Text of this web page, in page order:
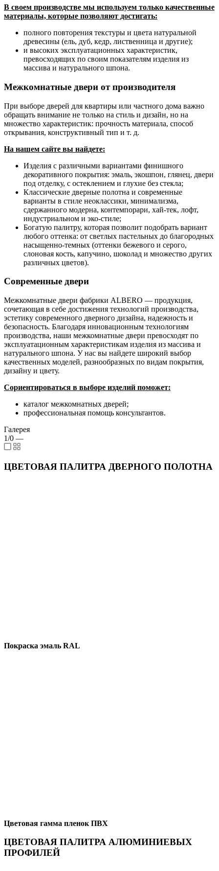
В своем производстве мы используем только качественные
материалы, которые позволяют достигать:
полного повторения текстуры и цвета натуральной
древесины (ель, дуб, кедр, лиственница и другие);
и высоких эксплуатационных характеристик,
превосходящих по своим показателям изделия из
массива и натурального шпона.
Межкомнатные двери от производителя
При выборе дверей для квартиры или частного дома важно
обращать внимание не только на стиль и дизайн, но на
множество характеристик: прочность материала, способ
открывания, конструктивный тип и т. д.
На нашем сайте вы найдете:
Изделия с различными вариантами финишного
декоративного покрытия: эмаль, экошпон, глянец, двери
под отделку, с остеклением и глухие без стекла;
Классические дверные полотна и современные
варианты в стиле неоклассики, минимализма,
сдержанного модерна, контемпорари, хай-тек, лофт,
индустриальном и эко-стиле;
Богатую палитру, которая позволит подобрать вариант
любого оттенка: от светлых пастельных до благородных
насыщенно-темных (оттенки бежевого и серого,
слоновая кость, капучино, шоколад и множество других
различных цветов).
Современные двери
Межкомнатные двери фабрики ALBERO — продукция,
сочетающая в себе достижения технологий производства,
эстетику современного дверного дизайна, надежность и
безопасность. Благодаря инновационным технологиям
производства, наши межкомнатные двери превосходят по
эксплуатационным характеристикам изделия из массива и
натурального шпона. У нас вы найдете широкий выбор
качественных моделей, разнообразных по видам покрытия,
дизайну и цвету.
Сориентироваться в выборе изделий поможет:
каталог межкомнатных дверей;
профессиональная помощь консультантов.
Галерея
1/0 —
ЦВЕТОВАЯ ПАЛИТРА ДВЕРНОГО ПОЛОТНА
Покраска эмаль RAL
Цветовая гамма пленок ПВХ
ЦВЕТОВАЯ ПАЛИТРА АЛЮМИНИЕВЫХ
ПРОФИЛЕЙ